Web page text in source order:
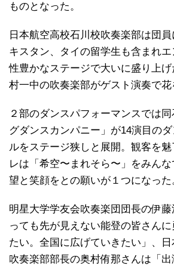
ものとなった。
日本航空高校石川校吹奏楽部は団
キスタン、タイの留学生も含まれエ
性豊かなステージで大いに盛り上
村一中の吹奏楽部がゲスト演奏で花
２部のダンスパフォーマンスでは
グダンスカンパニー」が14演目の
ルをステージ狭しと展開。観客を
レは「希空〜まれそら〜」をみん
望と笑顔をとの願いが１つになった
明星大学学友会吹奏楽団団長の伊
っても先が見えない能登の皆さんに
たい。全国に広げていきたい」、
吹奏楽部部長の奥村侑那さんは「